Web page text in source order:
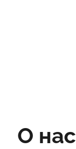
О нас